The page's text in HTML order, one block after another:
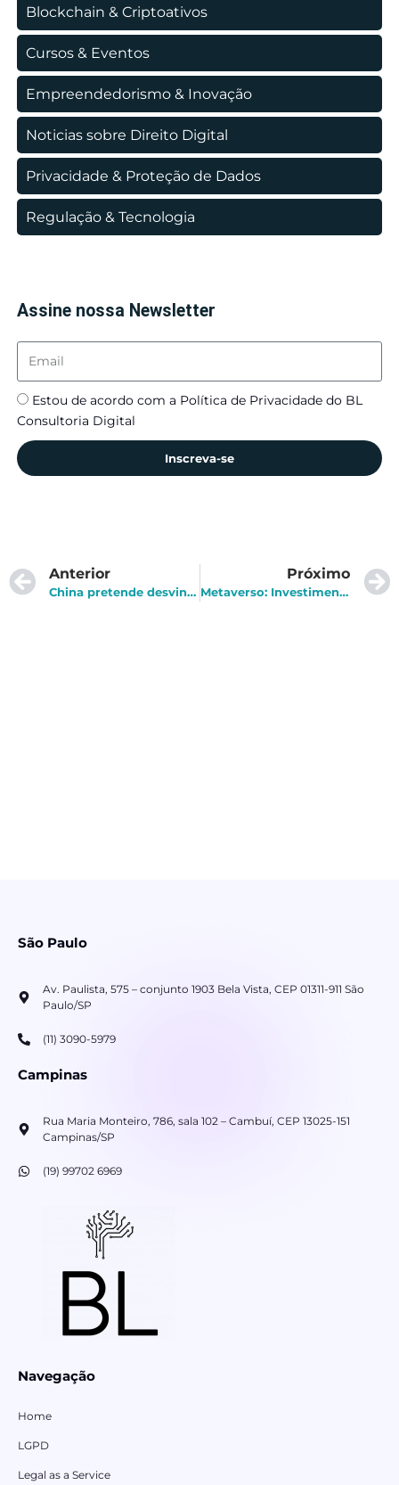
Blockchain & Criptoativos
Cursos & Eventos
Empreendedorismo & Inovação
Noticias sobre Direito Digital
Privacidade & Proteção de Dados
Regulação & Tecnologia
Assine nossa Newsletter
Estou de acordo com a Política de Privacidade do BL
Consultoria Digital
Inscreva-se
Anterior
China pretende desvincular uso de criptomoedas da aquisição de NFTs
Próximo
Metaverso: Investimentos aumentam e despertam interesse em novos criptoativos
São Paulo
Av. Paulista, 575 – conjunto 1903 Bela Vista, CEP 01311-911 São
Paulo/SP
(11) 3090-5979
Campinas
Rua Maria Monteiro, 786, sala 102 – Cambuí, CEP 13025-151
Campinas/SP
(19) 99702 6969
Navegação
Home
LGPD
Legal as a Service